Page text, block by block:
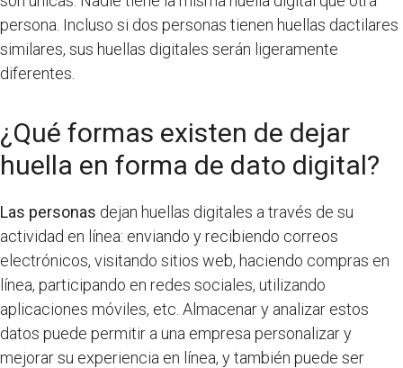
persona. Incluso si dos personas tienen huellas dactilares
similares, sus huellas digitales serán ligeramente
diferentes.
¿Qué formas existen de dejar
huella en forma de dato digital?
Las personas dejan huellas digitales a través de su
actividad en línea: enviando y recibiendo correos
electrónicos, visitando sitios web, haciendo compras en
línea, participando en redes sociales, utilizando
aplicaciones móviles, etc. Almacenar y analizar estos
datos puede permitir a una empresa personalizar y
mejorar su experiencia en línea, y también puede ser